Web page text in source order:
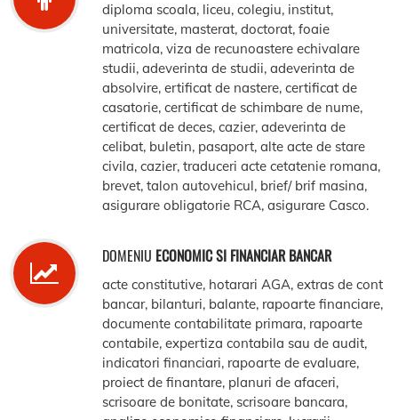
diploma scoala, liceu, colegiu, institut,
universitate, masterat, doctorat, foaie
matricola, viza de recunoastere echivalare
studii, adeverinta de studii, adeverinta de
absolvire, ertificat de nastere, certificat de
casatorie, certificat de schimbare de nume,
certificat de deces, cazier, adeverinta de
celibat, buletin, pasaport, alte acte de stare
civila, cazier, traduceri acte cetatenie romana,
brevet, talon autovehicul, brief/ brif masina,
asigurare obligatorie RCA, asigurare Casco.
DOMENIU ECONOMIC SI FINANCIAR BANCAR
acte constitutive, hotarari AGA, extras de cont
bancar, bilanturi, balante, rapoarte financiare,
documente contabilitate primara, rapoarte
contabile, expertiza contabila sau de audit,
indicatori financiari, rapoarte de evaluare,
proiect de finantare, planuri de afaceri,
scrisoare de bonitate, scrisoare bancara,